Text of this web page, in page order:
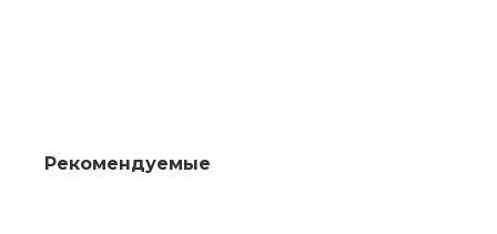
Рекомендуемые